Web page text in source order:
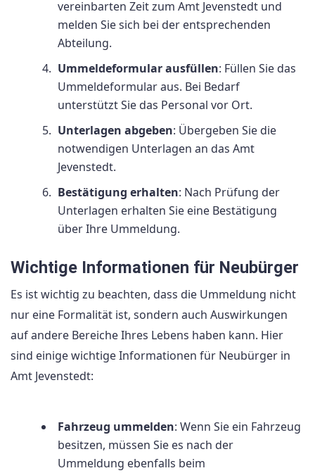
vereinbarten Zeit zum Amt Jevenstedt und
melden Sie sich bei der entsprechenden
Abteilung.
Ummeldeformular ausfüllen: Füllen Sie das
Ummeldeformular aus. Bei Bedarf
unterstützt Sie das Personal vor Ort.
Unterlagen abgeben: Übergeben Sie die
notwendigen Unterlagen an das Amt
Jevenstedt.
Bestätigung erhalten: Nach Prüfung der
Unterlagen erhalten Sie eine Bestätigung
über Ihre Ummeldung.
Wichtige Informationen für Neubürger
Es ist wichtig zu beachten, dass die Ummeldung nicht
nur eine Formalität ist, sondern auch Auswirkungen
auf andere Bereiche Ihres Lebens haben kann. Hier
sind einige wichtige Informationen für Neubürger in
Amt Jevenstedt:
Fahrzeug ummelden: Wenn Sie ein Fahrzeug
besitzen, müssen Sie es nach der
Ummeldung ebenfalls beim